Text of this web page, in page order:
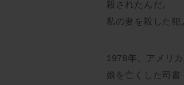
殺されたんだ。
私の妻を殺した犯
1978年、アメリ
娘を亡くした司書